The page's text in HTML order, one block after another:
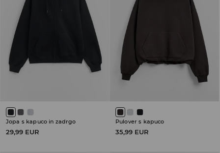
Jopa s kapuco in zadrgo
29,99 EUR
Pulover s kapuco
35,99 EUR